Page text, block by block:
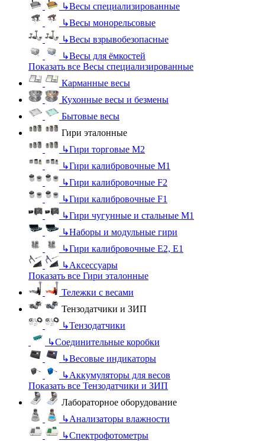
↳Весы специализированные
↳Весы монорельсовые
↳Весы взрывобезопасные
↳Весы для ёмкостей
Показать все Весы специализированные
Карманные весы
Кухонные весы и безмены
Бытовые весы
Гири эталонные
↳Гири торговые М2
↳Гири калибровочные М1
↳Гири калибровочные F2
↳Гири калибровочные F1
↳Гири чугунные и стальные М1
↳Наборы и модульные гири
↳Гири калибровочные E2, Е1
↳Аксессуары
Показать все Гири эталонные
Тележки с весами
Тензодатчики и ЗИП
↳Тензодатчики
↳Соединительные коробки
↳Весовые индикаторы
↳Аккумуляторы для весов
Показать все Тензодатчики и ЗИП
Лабораторное оборудование
↳Анализаторы влажности
↳Спектрофотометры